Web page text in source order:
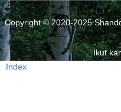
Copyright © 2020-2025
Ikut
Index